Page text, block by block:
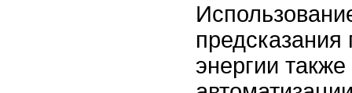
предсказания
энергии